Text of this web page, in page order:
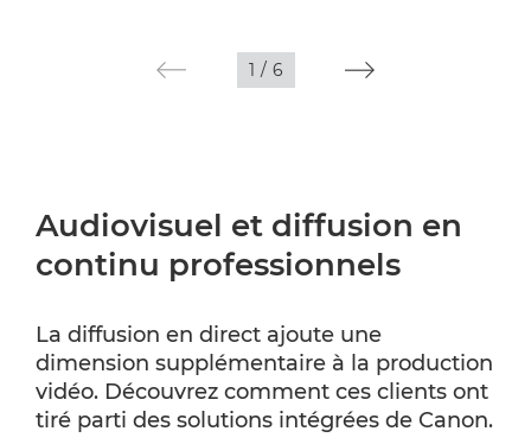
1 / 6
Audiovisuel et diffusion en
continu professionnels
La diffusion en direct ajoute une
dimension supplémentaire à la production
vidéo. Découvrez comment ces clients ont
tiré parti des solutions intégrées de Canon.